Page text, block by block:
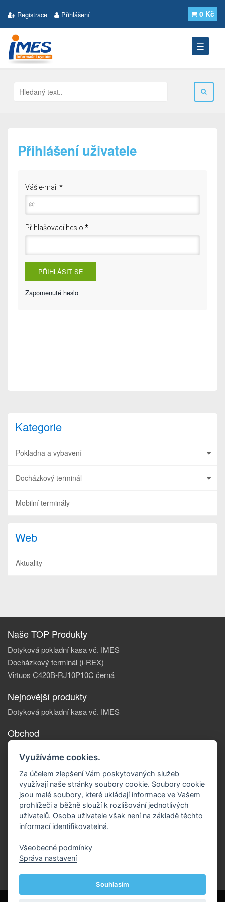
Registrace Přihlášení 0 Kč
☰
Přihlášení uživatele
Váš e-mail *
Přihlašovací heslo *
Zapomenuté heslo
Kategorie
Pokladna a vybavení
Docházkový terminál
Mobilní terminály
Web
Aktuality
Naše TOP Produkty
Dotyková pokladní kasa vč. IMES
Docházkový terminál (i-REX)
Virtuos C420B-RJ10P10C černá
Nejnovější produkty
Dotyková pokladní kasa vč. IMES
Obchod
Reklamace zboží
Obchodní podmínky
Doprava a platba
Kontakty
Kontakt
SOFTWARE OK Příbram, s.r.o.
tř. Kpt. Olesinského 43, Příbram II
Email: hotline@softok.cz
Telefon: +420 318 621 257
Využíváme cookies.
Za účelem zlepšení Vám poskytovaných služeb
využívají naše stránky soubory cookie. Soubory cookie
jsou malé soubory, které ukládají informace ve Vašem
prohlížeči a běžně slouží k rozlišování jednotlivých
uživatelů. Osoba uživatele však není na základě těchto
informací identifikovatelná.
Všeobecné podmínky
Správa nastavení
Souhlasím